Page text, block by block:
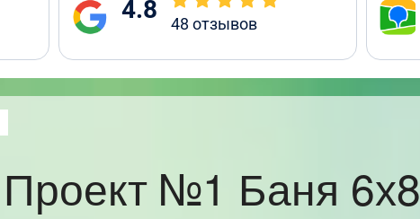
4.8 48 отзывов
Проект №1 Баня 6х8